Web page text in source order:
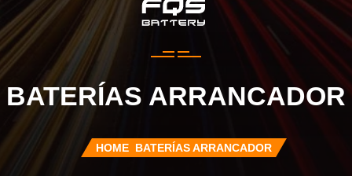
BATERÍAS ARRANCADOR
HOME BATERÍAS ARRANCADOR